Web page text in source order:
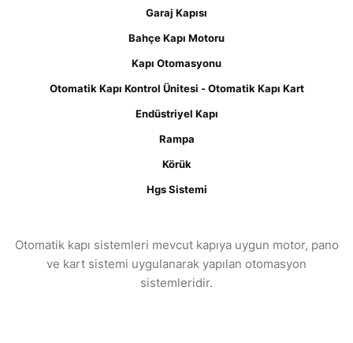
Garaj Kapısı
Bahçe Kapı Motoru
Kapı Otomasyonu
Otomatik Kapı Kontrol Ünitesi - Otomatik Kapı Kart
Endüstriyel Kapı
Rampa
Körük
Hgs Sistemi
Otomatik kapı sistemleri mevcut kapıya uygun motor, pano
ve kart sistemi uygulanarak yapılan otomasyon
sistemleridir.